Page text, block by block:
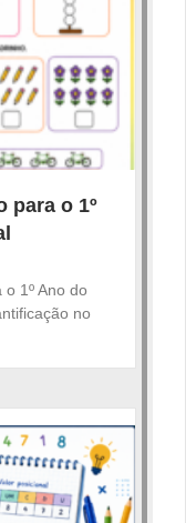
para o 1º
1º Ano do
no